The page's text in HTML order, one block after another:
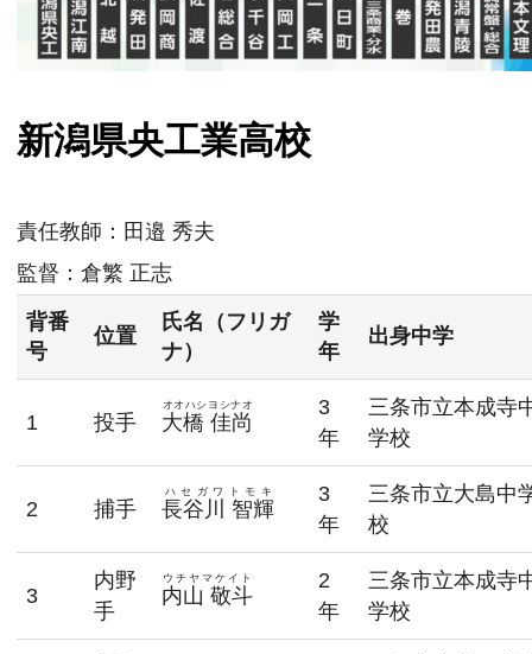
新潟県央工業高校
責任教師：田邉 秀夫
監督：倉繁 正志
背番
号
位置
氏名（フリガ
ナ）
学
年
出身中学
1 投手 大橋 佳尚
オオハシヨシナオ
3
年
三条市立本成寺
学校
2 捕手 長谷川 智輝
ハセガワトモキ
3
年
三条市立大島中
校
3
内野
手
内山 敬斗
ウチヤマケイト
2
年
三条市立本成寺
学校